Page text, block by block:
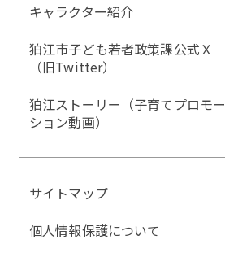
キャラクター紹介
狛江市子ども若者政策課公式Ｘ
（旧Twitter）
狛江ストーリー（子育てプロモー
ション動画）
サイトマップ
個人情報保護について